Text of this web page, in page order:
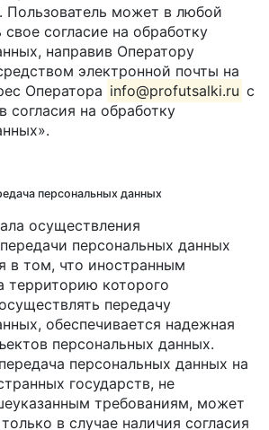
Пользователь может в любой
согласие на обработку
направив Оператору
электронной почты на
Оператора info@profutsalki.ru с
согласия на обработку
персональных данных
осуществления
персональных данных
в том, что иностранным
территорию которого
передачу
обеспечивается надежная
персональных данных.
персональных данных на
государств, не
требованиям, может
в случае наличия согласия